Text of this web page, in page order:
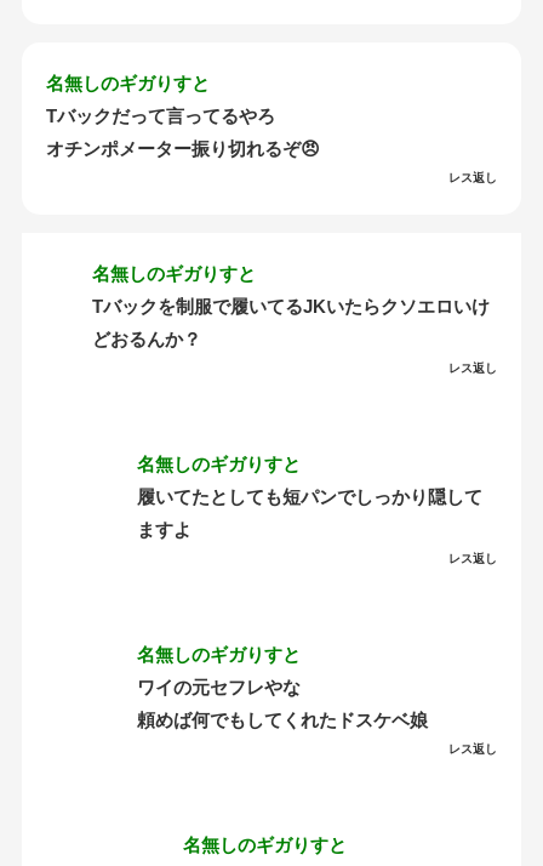
名無しのギガりすと
Tバックだって言ってるやろ
オチンポメーター振り切れるぞ😠
レス返し
名無しのギガりすと
Tバックを制服で履いてるJKいたらクソエロいけ
どおるんか？
レス返し
名無しのギガりすと
履いてたとしても短パンでしっかり隠して
ますよ
レス返し
名無しのギガりすと
ワイの元セフレやな
頼めば何でもしてくれたドスケベ娘
レス返し
名無しのギガりすと